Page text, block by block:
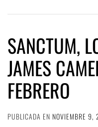
SANCTUM,
JAMES
FEBRERO
PUBLICADA EN NOVIEMBRE 9,